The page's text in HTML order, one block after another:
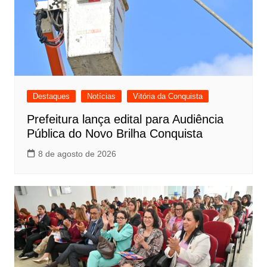
Destaques Notícias Vitória da Conquista
Prefeitura lança edital para Audiência
Pública do Novo Brilha Conquista
8 de agosto de 2026